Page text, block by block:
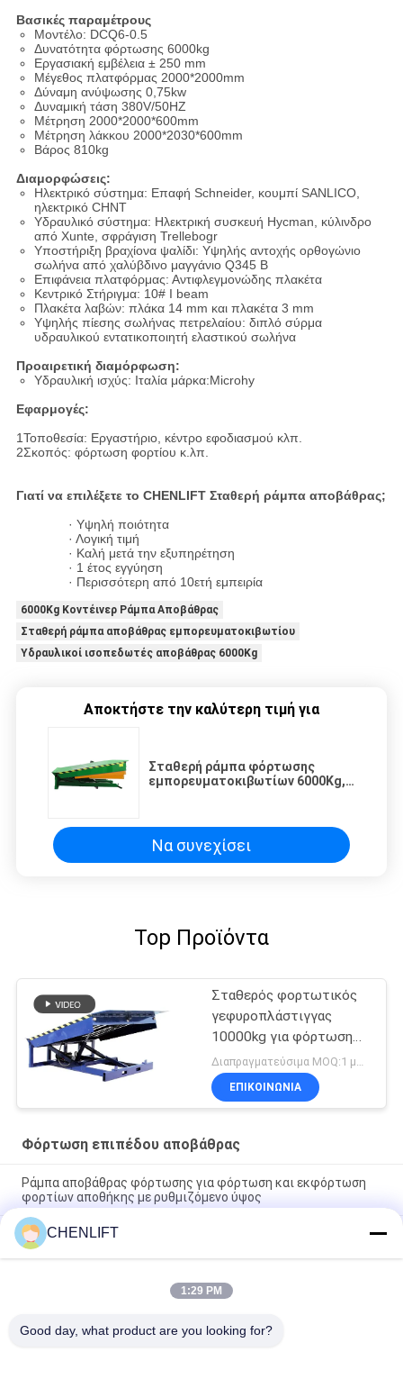
Βασικές παραμέτρους
Μοντέλο: DCQ6-0.5
Δυνατότητα φόρτωσης 6000kg
Εργασιακή εμβέλεια ± 250 mm
Μέγεθος πλατφόρμας 2000*2000mm
Δύναμη ανύψωσης 0,75kw
Δυναμική τάση 380V/50HZ
Μέτρηση 2000*2000*600mm
Μέτρηση λάκκου 2000*2030*600mm
Βάρος 810kg
Διαμορφώσεις:
Ηλεκτρικό σύστημα: Επαφή Schneider, κουμπί SANLICO,
ηλεκτρικό CHNT
Υδραυλικό σύστημα: Ηλεκτρική συσκευή Hycman, κύλινδρο
από Xunte, σφράγιση Trellebogr
Υποστήριξη βραχίονα ψαλίδι: Υψηλής αντοχής ορθογώνιο
σωλήνα από χαλύβδινο μαγγάνιο Q345 Β
Επιφάνεια πλατφόρμας: Αντιφλεγμονώδης πλακέτα
Κεντρικό Στήριγμα: 10# I beam
Πλακέτα λαβών: πλάκα 14 mm και πλακέτα 3 mm
Υψηλής πίεσης σωλήνας πετρελαίου: διπλό σύρμα
υδραυλικού εντατικοποιητή ελαστικού σωλήνα
Προαιρετική διαμόρφωση:
Υδραυλική ισχύς: Ιταλία μάρκα:Microhy
Εφαρμογές:
1Τοποθεσία: Εργαστήριο, κέντρο εφοδιασμού κλπ.
2Σκοπός: φόρτωση φορτίου κ.λπ.
Γιατί να επιλέξετε το CHENLIFT Σταθερή ράμπα αποβάθρας;
· Υψηλή ποιότητα
· Λογική τιμή
· Καλή μετά την εξυπηρέτηση
· 1 έτος εγγύηση
· Περισσότερη από 10ετή εμπειρία
6000Kg Κοντέινερ Ράμπα Αποβάθρας
Σταθερή ράμπα αποβάθρας εμπορευματοκιβωτίου
Υδραυλικοί ισοπεδωτές αποβάθρας 6000Kg
Αποκτήστε την καλύτερη τιμή για
Σταθερή ράμπα φόρτωσης
εμπορευματοκιβωτίων 6000Kg,
Να συνεχίσει
Top Προϊόντα
Σταθερός φορτωτικός
γεφυροπλάστιγγας
10000kg για φόρτωση
εμπορευμάτων με
πιστοποιητικό CE
Διαπραγματεύσιμα MOQ:1 μονάδα (οποιαδήποτε ποσότητα)
ΕΠΙΚΟΙΝΩΝΙΑ
Φόρτωση επιπέδου αποβάθρας
Ράμπα αποβάθρας φόρτωσης για φόρτωση και εκφόρτωση
φορτίων αποθήκης με ρυθμιζόμενο ύψος
Προσαρμοσμένη πλατφόρμα φόρτωσης
εμπορευματοκιβωτίων, Ηλεκτρική υδραυλική ράμπα
αποβάθρας αποθήκης για φορτηγά
Σταθερή ράμπα αποβάθρας φόρτωσης Φόρκλιφτ ράμπα
CHENLIFT
1:29 PM
Good day, what product are you looking for?